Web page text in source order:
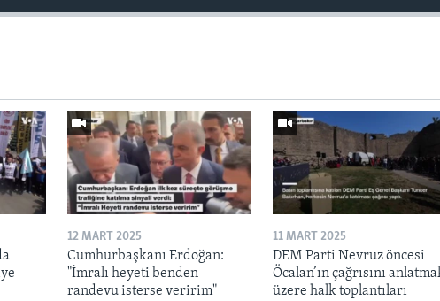
12 MART 2025
Cumhurbaşkanı Erdoğan:
"İmralı heyeti benden
randevu isterse veririm"
11 MART 2025
DEM Parti Nevruz öncesi
Öcalan’ın çağrısını
üzere halk toplantıları